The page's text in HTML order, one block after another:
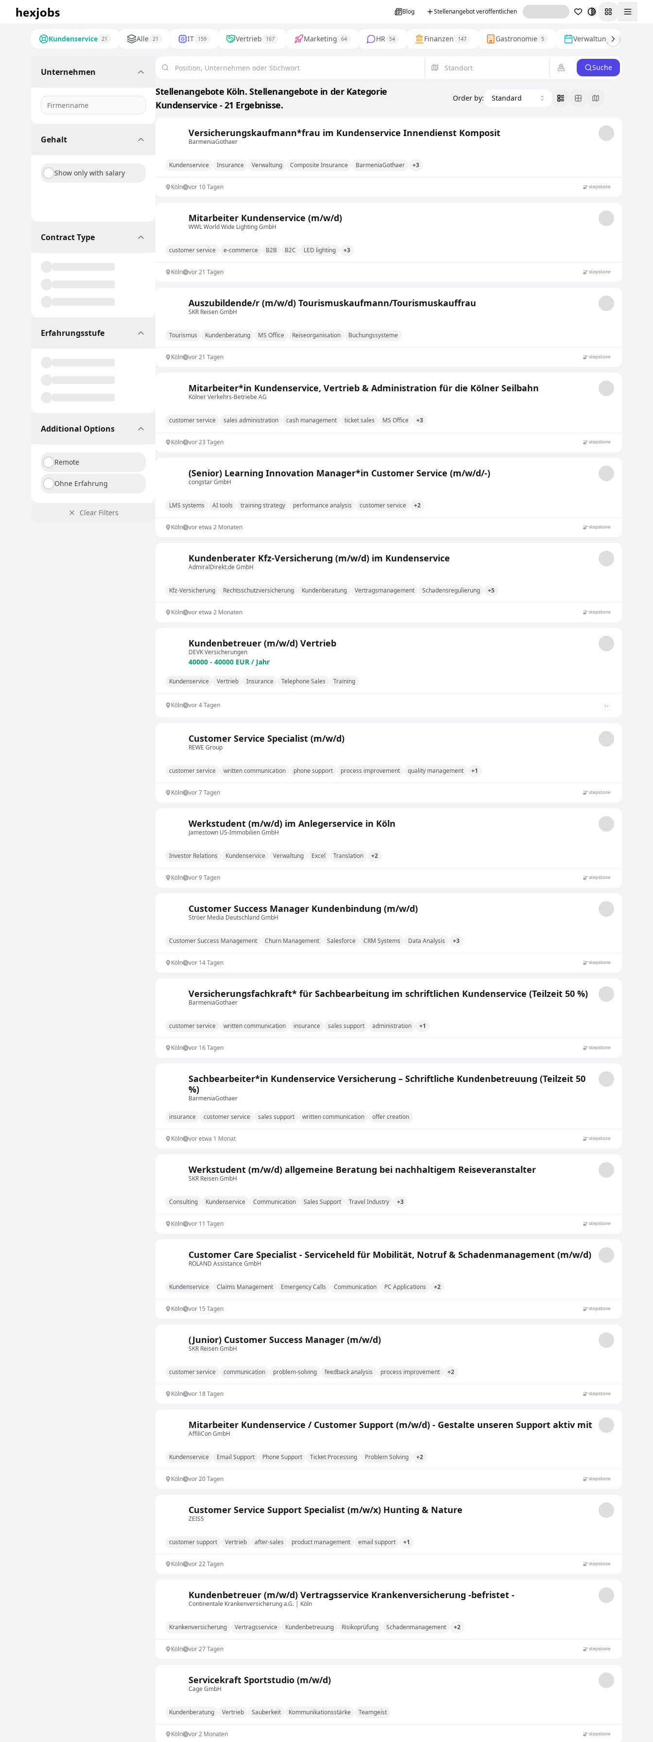
Blog Stellenangebot veröffentlichen
Kundenservice 21 Alle 21 IT 159 Vertrieb 167 Marketing 64 HR 54 Finanzen 147 Gastronomie 5 Verwaltung 98
Unternehmen
Gehalt
Show only with salary
Contract Type
Erfahrungsstufe
Additional Options
Remote
Ohne Erfahrung
Clear Filters
Suche
Stellenangebote Köln. Stellenangebote in der Kategorie
Kundenservice - 21 Ergebnisse.
Order by: Standard
Versicherungskaufmann*frau im Kundenservice Innendienst Komposit
BarmeniaGothaer
Kundenservice Insurance Verwaltung Composite Insurance BarmeniaGothaer +3
Köln vor 10 Tagen
Mitarbeiter Kundenservice (m/w/d)
WWL World Wide Lighting GmbH
customer service e-commerce B2B B2C LED lighting +3
Köln vor 21 Tagen
Auszubildende/r (m/w/d) Tourismuskaufmann/Tourismuskauffrau
SKR Reisen GmbH
Tourismus Kundenberatung MS Office Reiseorganisation Buchungssysteme
Köln vor 21 Tagen
Mitarbeiter*in Kundenservice, Vertrieb & Administration für die Kölner Seilbahn
Kölner Verkehrs-Betriebe AG
customer service sales administration cash management ticket sales MS Office +3
Köln vor 23 Tagen
(Senior) Learning Innovation Manager*in Customer Service (m/w/d/-)
congstar GmbH
LMS systems AI tools training strategy performance analysis customer service +2
Köln vor etwa 2 Monaten
Kundenberater Kfz-Versicherung (m/w/d) im Kundenservice
AdmiralDirekt.de GmbH
Kfz-Versicherung Rechtsschutzversicherung Kundenberatung Vertragsmanagement Schadensregulierung +5
Köln vor etwa 2 Monaten
Kundenbetreuer (m/w/d) Vertrieb
DEVK Versicherungen
40000 - 40000 EUR / Jahr
Kundenservice Vertrieb Insurance Telephone Sales Training
Köln vor 4 Tagen 1+
Customer Service Specialist (m/w/d)
REWE Group
customer service written communication phone support process improvement quality management +1
Köln vor 7 Tagen
Werkstudent (m/w/d) im Anlegerservice in Köln
Jamestown US-Immobilien GmbH
Investor Relations Kundenservice Verwaltung Excel Translation +2
Köln vor 9 Tagen
Customer Success Manager Kundenbindung (m/w/d)
Ströer Media Deutschland GmbH
Customer Success Management Churn Management Salesforce CRM Systems Data Analysis +3
Köln vor 14 Tagen
Versicherungsfachkraft* für Sachbearbeitung im schriftlichen Kundenservice (Teilzeit 50 %)
BarmeniaGothaer
customer service written communication insurance sales support administration +1
Köln vor 16 Tagen
Sachbearbeiter*in Kundenservice Versicherung – Schriftliche Kundenbetreuung (Teilzeit 50
%)
BarmeniaGothaer
insurance customer service sales support written communication offer creation
Köln vor etwa 1 Monat
Werkstudent (m/w/d) allgemeine Beratung bei nachhaltigem Reiseveranstalter
SKR Reisen GmbH
Consulting Kundenservice Communication Sales Support Travel Industry +3
Köln vor 11 Tagen
Customer Care Specialist - Serviceheld für Mobilität, Notruf & Schadenmanagement (m/w/d)
ROLAND Assistance GmbH
Kundenservice Claims Management Emergency Calls Communication PC Applications +2
Köln vor 15 Tagen
(Junior) Customer Success Manager (m/w/d)
SKR Reisen GmbH
customer service communication problem-solving feedback analysis process improvement +2
Köln vor 18 Tagen
Mitarbeiter Kundenservice / Customer Support (m/w/d) - Gestalte unseren Support aktiv mit
AffiliCon GmbH
Kundenservice Email Support Phone Support Ticket Processing Problem Solving +2
Köln vor 20 Tagen
Customer Service Support Specialist (m/w/x) Hunting & Nature
ZEISS
customer support Vertrieb after-sales product management email support +1
Köln vor 22 Tagen
Kundenbetreuer (m/w/d) Vertragsservice Krankenversicherung -befristet -
Continentale Krankenversicherung a.G. | Köln
Krankenversicherung Vertragsservice Kundenbetreuung Risikoprüfung Schadenmanagement +2
Köln vor 27 Tagen
Servicekraft Sportstudio (m/w/d)
Cage GmbH
Kundenberatung Vertrieb Sauberkeit Kommunikationsstärke Teamgeist
Köln vor 2 Monaten